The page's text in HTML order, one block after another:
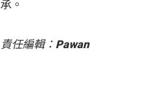
承。
責任編輯：Pawan